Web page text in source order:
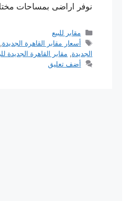
نوفر اراضى بمساحات
التصنيفات
مقابر للبيع
الوسوم
أسعار مقابر القاهرة الجديدة,
الجديدة, مقابر القاهرة الجديدة
أضف تعليق